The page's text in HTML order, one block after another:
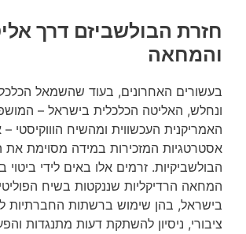
חזרת הבולשביזם דרך
והמחאה
בעשורים האחרונים, בעוד שהשמאל
ונחלש, האליטה הכלכלית בישראל –
האמריקנית העכשווית ומהשיח
אסטרטגיות המזכירות במידה מסוימת את
הבולשביקיות. זרמים אלו באים לידי ביטוי
המחאה הרדיקליות שננקטות בשיח הפוליטי
בישראל, בהן שימוש ברשתות החברתיות
ציבורי, ניסיון להשתקת דעות מתנגדות